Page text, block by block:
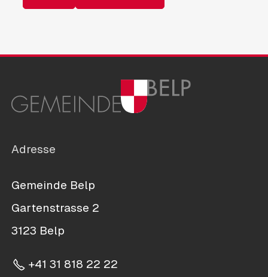
Adresse
Gemeinde Belp
Gartenstrasse 2
3123 Belp
+41 31 818 22 22